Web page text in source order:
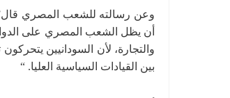
وعن رسالته للشعب المصري قال”
أن يظل الشعب المصري على
والتجارة، لأن السودانيين
بين القيادات السياسية العليا. “